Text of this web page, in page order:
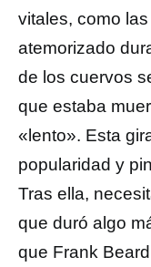
vitales, como
atemorizado
de los cuervos
que estaba
«lento». Esta
popularidad y
Tras ella,
que duró algo
que Frank